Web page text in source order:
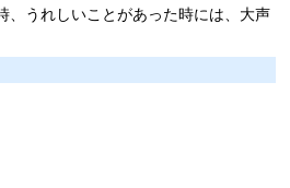
、うれしいことがあった時には、大声